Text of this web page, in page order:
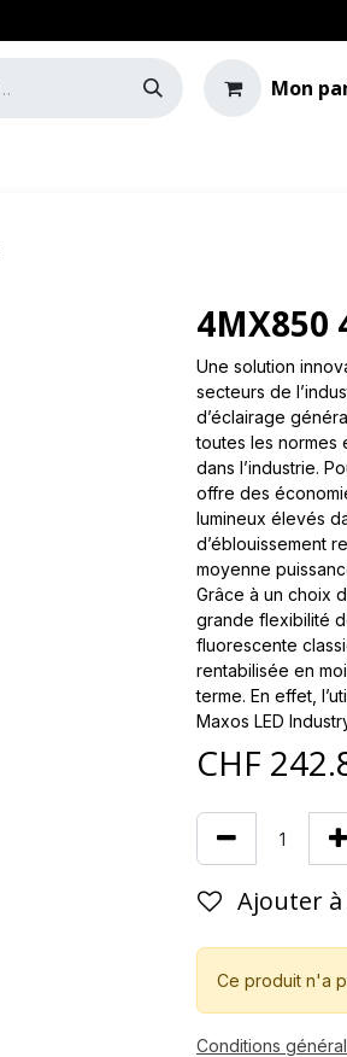
Mon
4MX850
Une solution
secteurs de
d’éclairage
toutes les normes
dans l’industrie.
offre des
lumineux élevés
d’éblouissement
moyenne
Grâce à un choix
grande flexibilité
fluorescente
rentabilisée en
terme. En effet,
Maxos LED
CHF
Ajouter
Ce produit n'a
Conditions